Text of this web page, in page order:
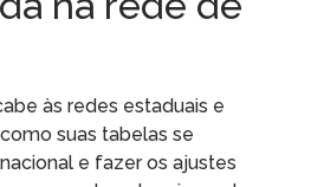
às redes estaduais e
suas tabelas se
e fazer os ajustes